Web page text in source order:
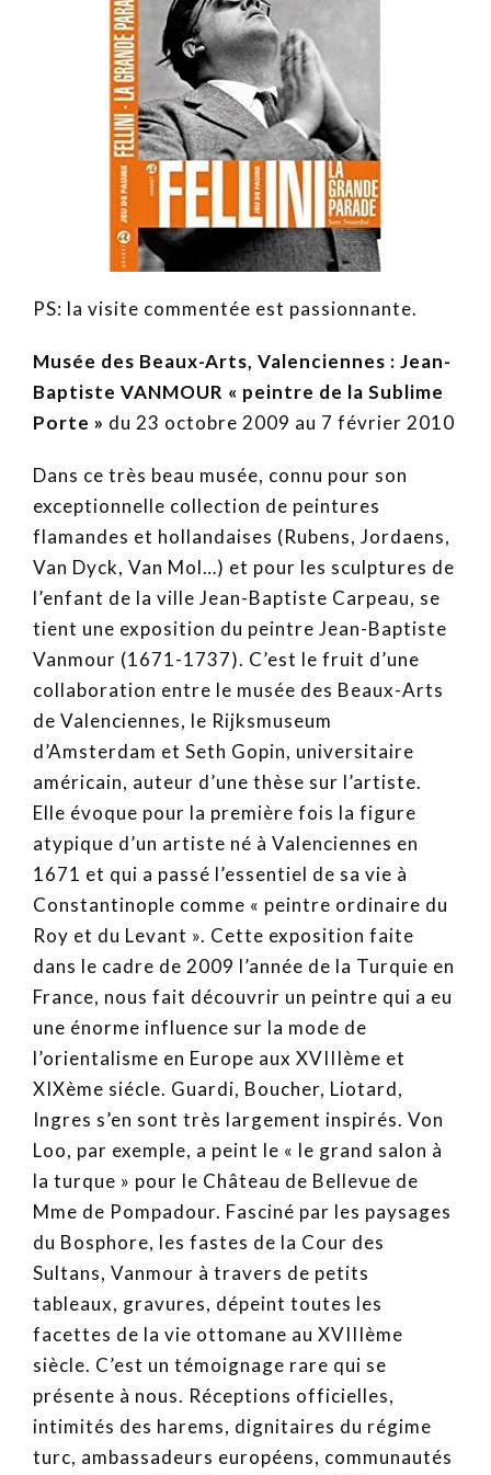
PS: la visite commentée est passionnante.
Musée des Beaux-Arts, Valenciennes : Jean-
Baptiste VANMOUR « peintre de la Sublime
Porte » du 23 octobre 2009 au 7 février 2010
Dans ce très beau musée, connu pour son
exceptionnelle collection de peintures
flamandes et hollandaises (Rubens, Jordaens,
Van Dyck, Van Mol…) et pour les sculptures de
l’enfant de la ville Jean-Baptiste Carpeau, se
tient une exposition du peintre Jean-Baptiste
Vanmour (1671-1737). C’est le fruit d’une
collaboration entre le musée des Beaux-Arts
de Valenciennes, le Rijksmuseum
d’Amsterdam et Seth Gopin, universitaire
américain, auteur d’une thèse sur l’artiste.
Elle évoque pour la première fois la figure
atypique d’un artiste né à Valenciennes en
1671 et qui a passé l’essentiel de sa vie à
Constantinople comme « peintre ordinaire du
Roy et du Levant ». Cette exposition faite
dans le cadre de 2009 l’année de la Turquie en
France, nous fait découvrir un peintre qui a eu
une énorme influence sur la mode de
l’orientalisme en Europe aux XVIIIème et
XIXème siécle. Guardi, Boucher, Liotard,
Ingres s’en sont très largement inspirés. Von
Loo, par exemple, a peint le « le grand salon à
la turque » pour le Château de Bellevue de
Mme de Pompadour. Fasciné par les paysages
du Bosphore, les fastes de la Cour des
Sultans, Vanmour à travers de petits
tableaux, gravures, dépeint toutes les
facettes de la vie ottomane au XVIIIème
siècle. C’est un témoignage rare qui se
présente à nous. Réceptions officielles,
intimités des harems, dignitaires du régime
turc, ambassadeurs européens, communautés